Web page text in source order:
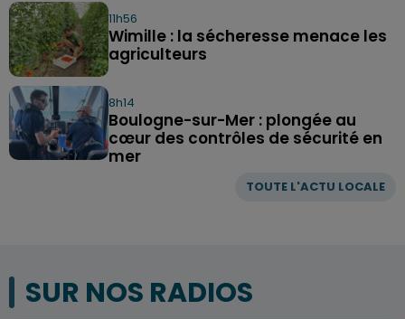
TOUTE L'ACTU LOCALE
11h56
Wimille : la sécheresse menace les
agriculteurs
8h14
Boulogne-sur-Mer : plongée au
cœur des contrôles de sécurité en
mer
SUR NOS RADIOS